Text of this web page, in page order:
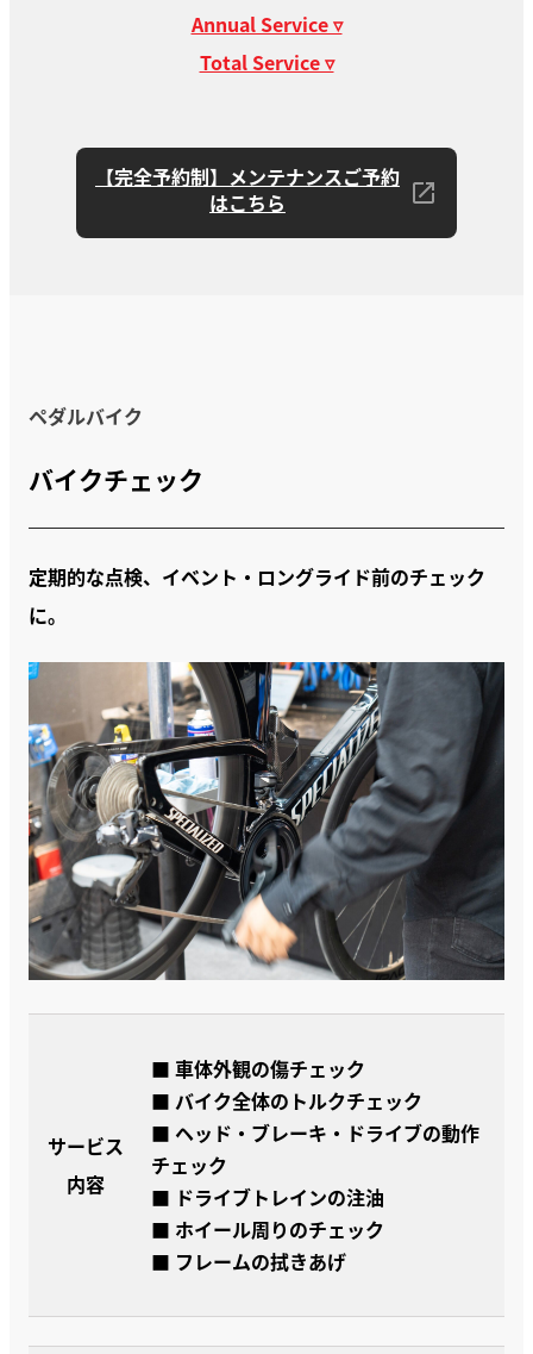
Annual Service ▿
Total Service ▿
【完全予約制】メンテナンスご予約
はこちら
ペダルバイク
バイクチェック
定期的な点検、イベント・ロングライド前のチェック
に。
サービス
内容
■ 車体外観の傷チェック
■ バイク全体のトルクチェック
■ ヘッド・ブレーキ・ドライブの動作
チェック
■ ドライブトレインの注油
■ ホイール周りのチェック
■ フレームの拭きあげ